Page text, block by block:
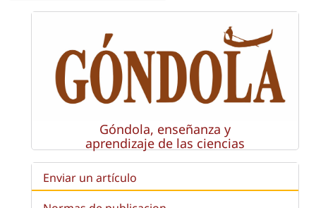
Góndola, enseñanza y
aprendizaje de las ciencias
Enviar un artículo